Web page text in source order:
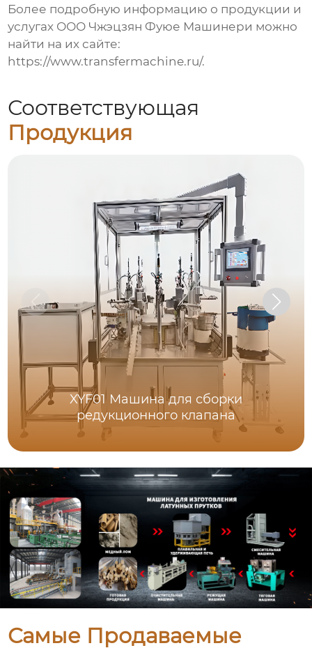
Более подробную информацию о продукции и
услугах ООО Чжэцзян Фуюе Машинери можно
найти на их сайте:
https://www.transfermachine.ru/.
Соответствующая
Продукция
XYF01 Машина для сборки
редукционного клапана
Самые Продаваемые